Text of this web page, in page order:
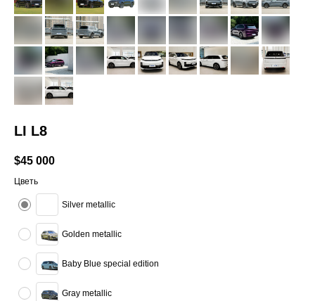
LI L8
$45 000
Цветь
Silver metallic
Golden metallic
Baby Blue special edition
Gray metallic